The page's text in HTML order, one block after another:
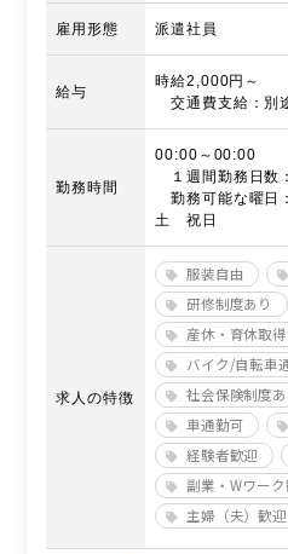
雇用形態 派遣社員
給与
時給2,000円～
交通費支給：別
勤務時間
00:00～00:00
１週間勤務日数
勤務可能な
土 祝日
求人の特徴
服装自由
研修制度あり
産休・育休取
バイク/自転車
社会保険制度あ
車通勤可
経験者歓迎
副業・Wワー
主婦（夫）歓迎